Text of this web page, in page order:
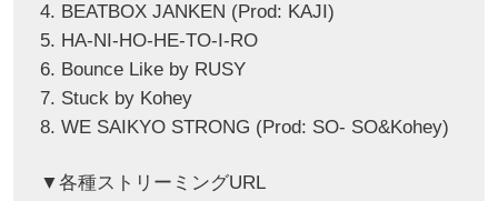
4. BEATBOX JANKEN (Prod: KAJI)
5. HA-NI-HO-HE-TO-I-RO
6. Bounce Like by RUSY
7. Stuck by Kohey
8. WE SAIKYO STRONG (Prod: SO- SO&Kohey)
▼各種ストリーミングURL